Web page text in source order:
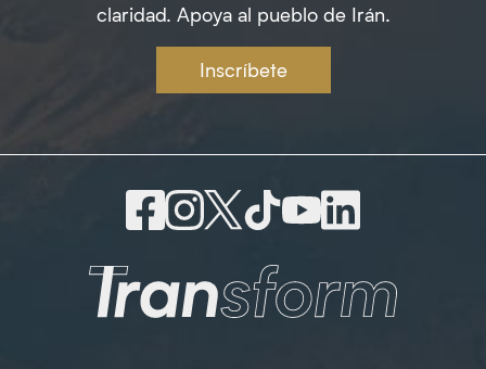
claridad. Apoya al pueblo de Irán.
Inscríbete